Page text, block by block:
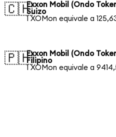
🇨🇭Exxon Mobil (Ondo
Suizo
1 XOMon equivale a
🇵🇭Exxon Mobil (Ondo
Filipino
1 XOMon equivale a